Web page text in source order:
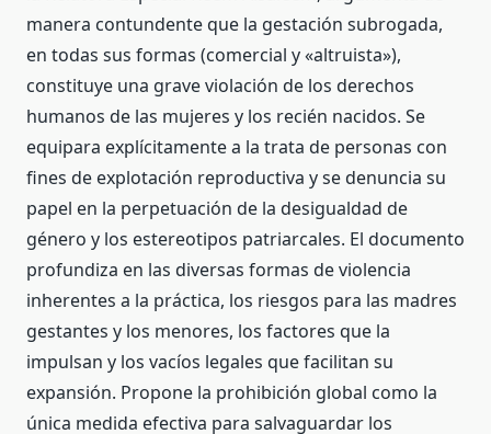
manera contundente que la gestación subrogada,
en todas sus formas (comercial y «altruista»),
constituye una grave violación de los derechos
humanos de las mujeres y los recién nacidos. Se
equipara explícitamente a la trata de personas con
fines de explotación reproductiva y se denuncia su
papel en la perpetuación de la desigualdad de
género y los estereotipos patriarcales. El documento
profundiza en las diversas formas de violencia
inherentes a la práctica, los riesgos para las madres
gestantes y los menores, los factores que la
impulsan y los vacíos legales que facilitan su
expansión. Propone la prohibición global como la
única medida efectiva para salvaguardar los